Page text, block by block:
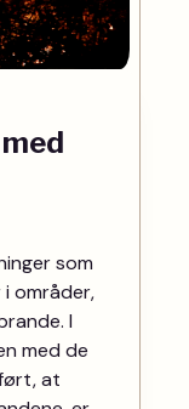
som
områder,
I
med de
at